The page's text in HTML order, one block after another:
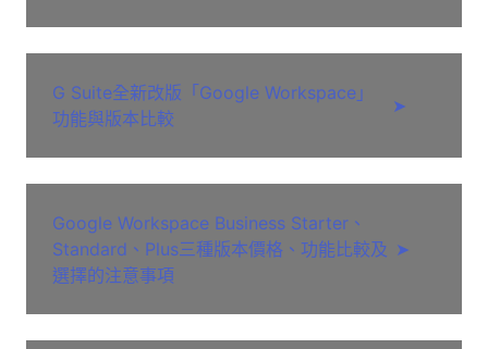
G Suite全新改版「Google Workspace」
功能與版本比較
➤
Google Workspace Business Starter、
Standard、Plus三種版本價格、功能比較及
選擇的注意事項
➤